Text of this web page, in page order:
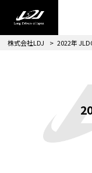
株式会社LDJ
> 2022年